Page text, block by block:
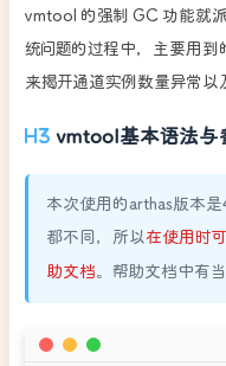
vmtool 的强制 GC 功能就
统问题的过程中，主要用
来揭开通道实例数量异常以
vmtool基本语法与
本次使用的arthas版本
都不同，所以在使用时
助文档。帮助文档中有